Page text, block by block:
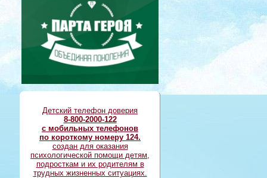
Детский телефон доверия
8-800-2000-122
с мобильных телефонов
по короткому номеру 124.
создан для оказания
психологической помощи детям,
подросткам и их родителям в
трудных жизненных ситуациях.